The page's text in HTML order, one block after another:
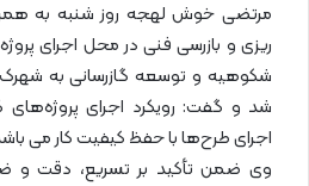
مرتضی خوش لهجه روز شنبه به
ریزی و بازرسی فنی در محل اجرای
شکوهیه و توسعه گازرسانی به
شد و گفت: رویکرد اجرای
اجرای طرح‌ها با حفظ کیفیت کار می
وی ضمن تأکید بر تسریع، دقت و